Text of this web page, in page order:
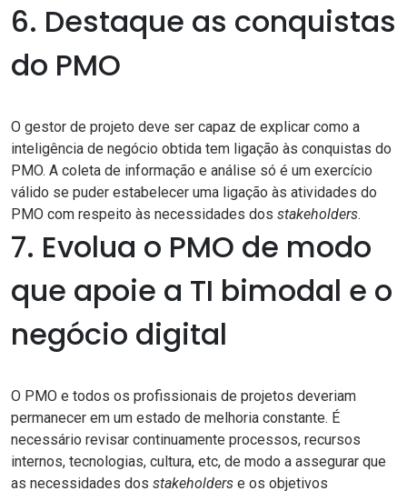
6. Destaque as conquistas
do PMO
O gestor de projeto deve ser capaz de explicar como a
inteligência de negócio obtida tem ligação às conquistas do
PMO. A coleta de informação e análise só é um exercício
válido se puder estabelecer uma ligação às atividades do
PMO com respeito às necessidades dos stakeholders.
7. Evolua o PMO de modo
que apoie a TI bimodal e o
negócio digital
O PMO e todos os profissionais de projetos deveriam
permanecer em um estado de melhoria constante. É
necessário revisar continuamente processos, recursos
internos, tecnologias, cultura, etc, de modo a assegurar que
as necessidades dos stakeholders e os objetivos